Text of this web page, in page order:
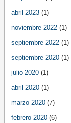
abril 2023 (1)
noviembre 2022 (1)
septiembre 2022 (1)
septiembre 2020 (1)
julio 2020 (1)
abril 2020 (1)
marzo 2020 (7)
febrero 2020 (6)